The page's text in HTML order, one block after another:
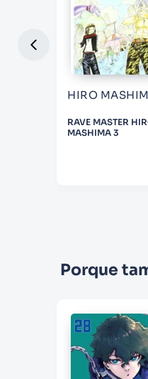
HIRO
RAVE MASTER
MASHIMA 3
Porque